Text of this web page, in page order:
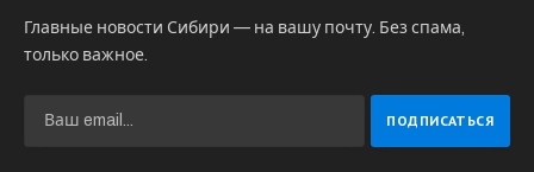
Главные новости Сибири — на вашу почту. Без спама,
только важное.